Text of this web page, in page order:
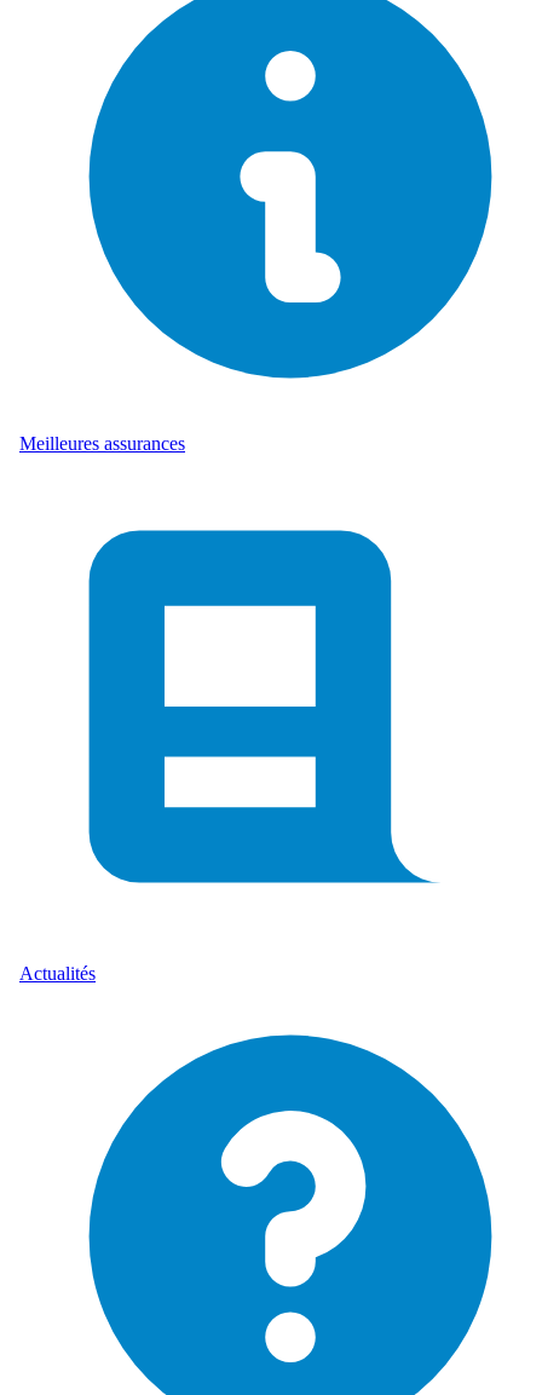
Meilleures assurances
Actualités